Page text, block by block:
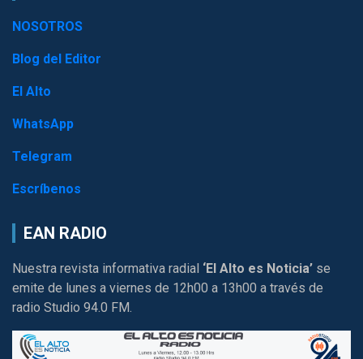
NOSOTROS
Blog del Editor
El Alto
WhatsApp
Telegram
Escríbenos
EAN RADIO
Nuestra revista informativa radial ‘El Alto es Noticia’ se
emite de lunes a viernes de 12h00 a 13h00 a través de
radio Studio 94.0 FM.